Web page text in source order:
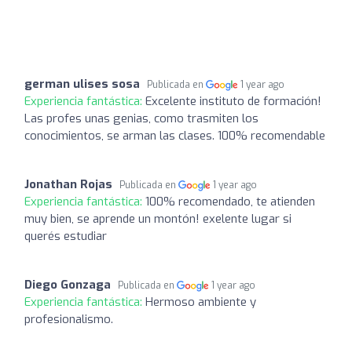
german ulises sosa Publicada en 1 year ago
Experiencia fantástica: Excelente instituto de formación!
Las profes unas genias, como trasmiten los
conocimientos, se arman las clases. 100% recomendable
Jonathan Rojas Publicada en 1 year ago
Experiencia fantástica: 100% recomendado, te atienden
muy bien, se aprende un montón! exelente lugar si
querés estudiar
Diego Gonzaga Publicada en 1 year ago
Experiencia fantástica: Hermoso ambiente y
profesionalismo.